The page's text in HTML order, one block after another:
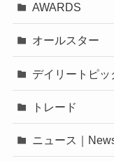
AWARDS
オールスター
デイリートピッ
トレード
ニュース｜